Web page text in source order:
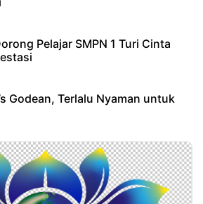
Pelajar SMPN 1 Turi Cinta
Godean, Terlalu Nyaman untuk